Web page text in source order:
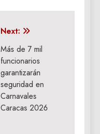
Next:
Más de 7 mil
funcionarios
garantizarán
seguridad en
Carnavales
Caracas 2026